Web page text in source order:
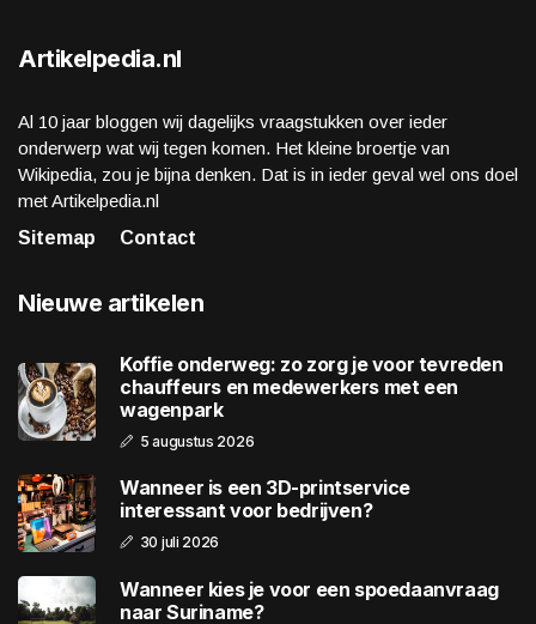
Artikelpedia.nl
Al 10 jaar bloggen wij dagelijks vraagstukken over ieder
onderwerp wat wij tegen komen. Het kleine broertje van
Wikipedia, zou je bijna denken. Dat is in ieder geval wel ons doel
met Artikelpedia.nl
Sitemap
Contact
Nieuwe artikelen
Koffie onderweg: zo zorg je voor tevreden
chauffeurs en medewerkers met een
wagenpark
5 augustus 2026
Wanneer is een 3D-printservice
interessant voor bedrijven?
30 juli 2026
Wanneer kies je voor een spoedaanvraag
naar Suriname?